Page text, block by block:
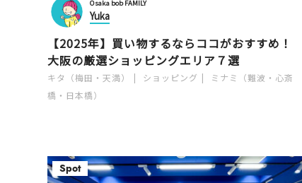
Osaka bob FAMILY
Yuka
【2025年】買い物するならココがおすすめ！
大阪の厳選ショッピングエリア７選
キタ（梅田・天満） ショッピング
ミナミ（難波・心斎
橋・日本橋）
Spot